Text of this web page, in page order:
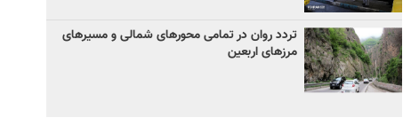
تردد روان در تمامی محورهای شمالی و مسیرهای
مرزهای اربعین